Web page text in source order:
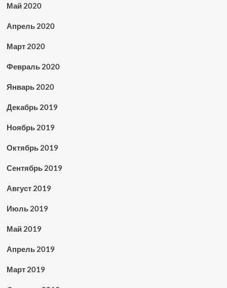
Май 2020
Апрель 2020
Март 2020
Февраль 2020
Январь 2020
Декабрь 2019
Ноябрь 2019
Октябрь 2019
Сентябрь 2019
Август 2019
Июль 2019
Май 2019
Апрель 2019
Март 2019